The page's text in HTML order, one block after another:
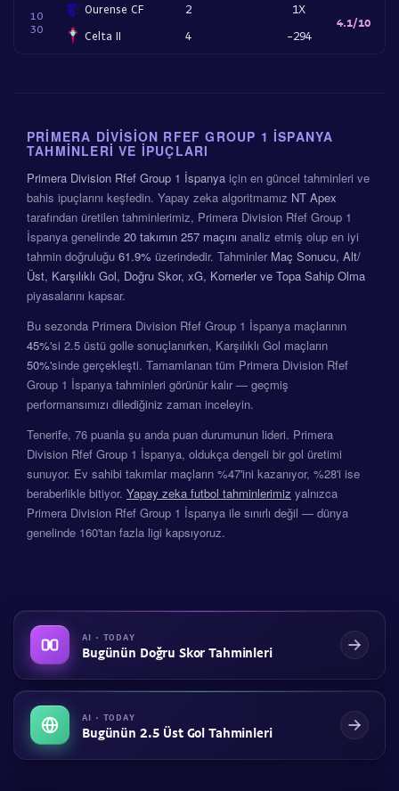
10
30
Ourense CF
Celta II
2
4
1X
-294
4.1/10
PRIMERA DIVISION RFEF GROUP 1 İSPANYA
TAHMINLERI VE İPUÇLARI
Primera Division Rfef Group 1 İspanya için en güncel tahminleri ve
bahis ipuçlarını keşfedin. Yapay zeka algoritmamız NT Apex
tarafından üretilen tahminlerimiz, Primera Division Rfef Group 1
İspanya genelinde 20 takımın 257 maçını analiz etmiş olup en iyi
tahmin doğruluğu 61.9% üzerindedir. Tahminler Maç Sonucu, Alt/
Üst, Karşılıklı Gol, Doğru Skor, xG, Kornerler ve Topa Sahip Olma
piyasalarını kapsar.
Bu sezonda Primera Division Rfef Group 1 İspanya maçlarının
45%'si 2.5 üstü golle sonuçlanırken, Karşılıklı Gol maçların
50%'sinde gerçekleşti. Tamamlanan tüm Primera Division Rfef
Group 1 İspanya tahminleri görünür kalır — geçmiş
performansımızı dilediğiniz zaman inceleyin.
Tenerife, 76 puanla şu anda puan durumunun lideri. Primera
Division Rfef Group 1 İspanya, oldukça dengeli bir gol üretimi
sunuyor. Ev sahibi takımlar maçların %47'ini kazanıyor, %28'i ise
beraberlikle bitiyor. Yapay zeka futbol tahminlerimiz yalnızca
Primera Division Rfef Group 1 İspanya ile sınırlı değil — dünya
genelinde 160'tan fazla ligi kapsıyoruz.
AI · TODAY
Bugünün Doğru Skor Tahminleri
AI · TODAY
Bugünün 2.5 Üst Gol Tahminleri